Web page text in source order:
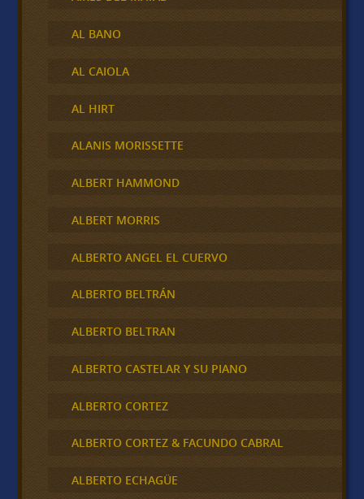
AL BANO
AL CAIOLA
AL HIRT
ALANIS MORISSETTE
ALBERT HAMMOND
ALBERT MORRIS
ALBERTO ANGEL EL CUERVO
ALBERTO BELTRÁN
ALBERTO BELTRAN
ALBERTO CASTELAR Y SU PIANO
ALBERTO CORTEZ
ALBERTO CORTEZ & FACUNDO CABRAL
ALBERTO ECHAGÜE